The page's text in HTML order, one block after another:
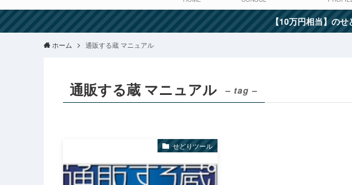
【10万円相当】のせ
ホーム 通販する蔵 マニュアル
通販する蔵 マニュアル – tag –
せどりツール